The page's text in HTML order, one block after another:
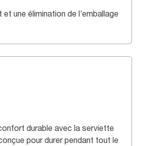
une élimination de l’emballage
durable avec la serviette
pour durer pendant tout le